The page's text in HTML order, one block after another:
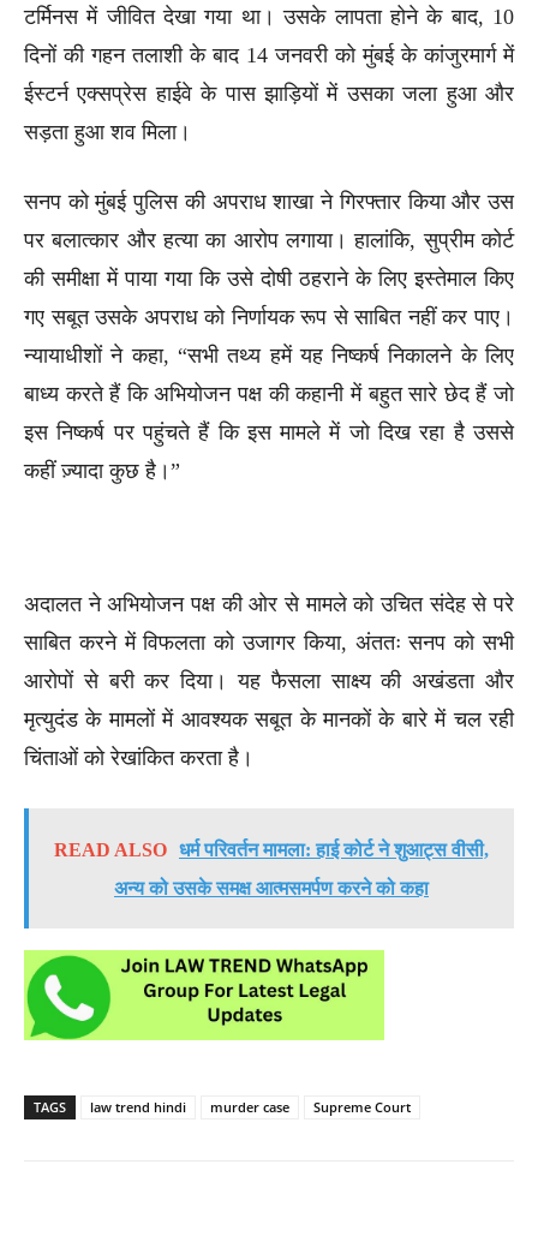
टर्मिनस में जीवित देखा गया था। उसके लापता होने के बाद, 10
दिनों की गहन तलाशी के बाद 14 जनवरी को मुंबई के कांजुरमार्ग में
ईस्टर्न एक्सप्रेस हाईवे के पास झाड़ियों में उसका जला हुआ और
सड़ता हुआ शव मिला।
सनप को मुंबई पुलिस की अपराध शाखा ने गिरफ्तार किया और उस
पर बलात्कार और हत्या का आरोप लगाया। हालांकि, सुप्रीम कोर्ट
की समीक्षा में पाया गया कि उसे दोषी ठहराने के लिए इस्तेमाल किए
गए सबूत उसके अपराध को निर्णायक रूप से साबित नहीं कर पाए।
न्यायाधीशों ने कहा, “सभी तथ्य हमें यह निष्कर्ष निकालने के लिए
बाध्य करते हैं कि अभियोजन पक्ष की कहानी में बहुत सारे छेद हैं जो
इस निष्कर्ष पर पहुंचते हैं कि इस मामले में जो दिख रहा है उससे
कहीं ज़्यादा कुछ है।”
अदालत ने अभियोजन पक्ष की ओर से मामले को उचित संदेह से परे
साबित करने में विफलता को उजागर किया, अंततः सनप को सभी
आरोपों से बरी कर दिया। यह फैसला साक्ष्य की अखंडता और
मृत्युदंड के मामलों में आवश्यक सबूत के मानकों के बारे में चल रही
चिंताओं को रेखांकित करता है।
READ ALSO धर्म परिवर्तन मामला: हाई कोर्ट ने शुआट्स वीसी,
अन्य को उसके समक्ष आत्मसमर्पण करने को कहा
TAGS law trend hindi murder case Supreme Court